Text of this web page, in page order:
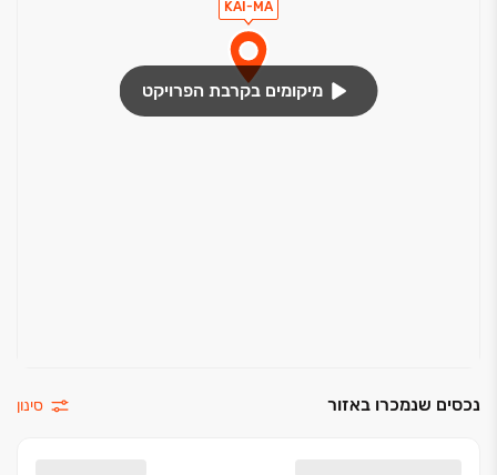
הכנה לקולנוע ביתי בסלון ועוד. מיקומו של המתחם בסמוך
לצומת סביון מאפשר לכם ליהנות מנגישות גבוהה במיוחד:
כבישים מרכזיים עוברים בסמוך (‏4, ‏412, ‏461) והקו הסגול
של הרכבת הקלה עתיד לעבור בקרבת המתחם.בנוסף,
KAI-MA
מיקומים בקרבת הפרויקט
נכסים שנמכרו באזור סינון